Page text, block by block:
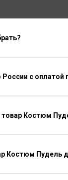
с оплатой
товар Костюм
Костюм Пудель